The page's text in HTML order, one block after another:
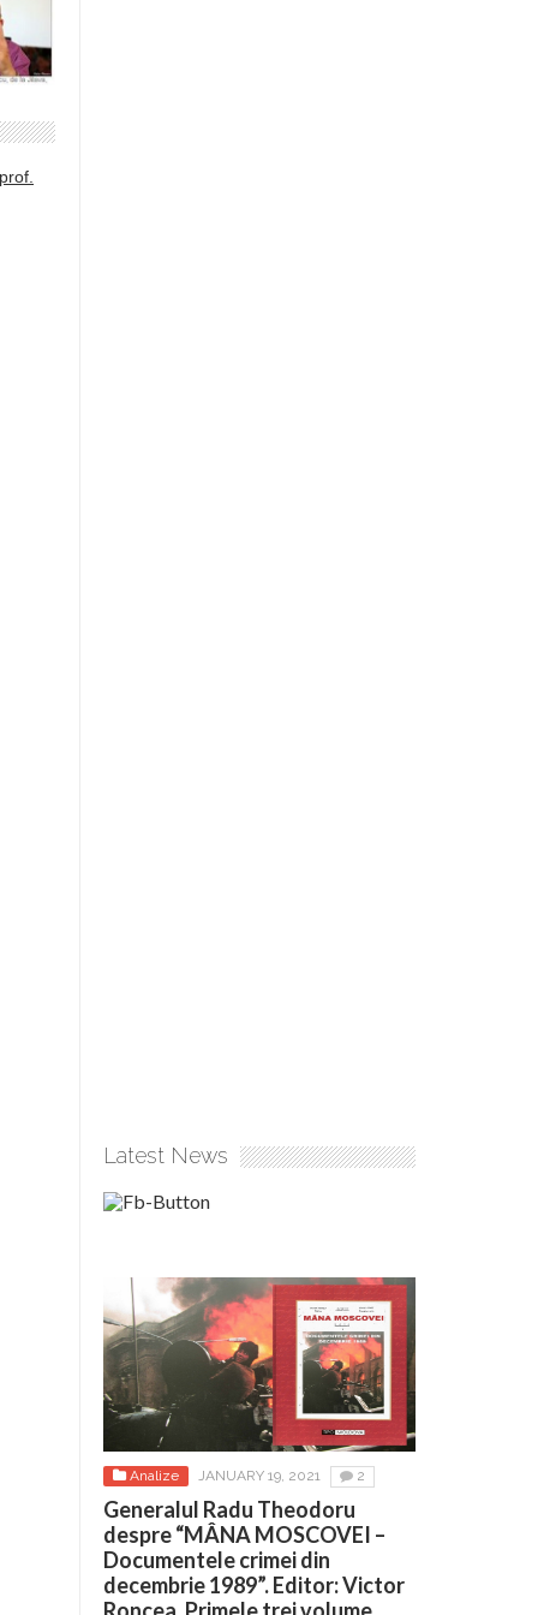
Latest News
Analize JANUARY 19, 2021 2
Generalul Radu Theodoru
despre “MÂNA MOSCOVEI –
Documentele crimei din
decembrie 1989”. Editor: Victor